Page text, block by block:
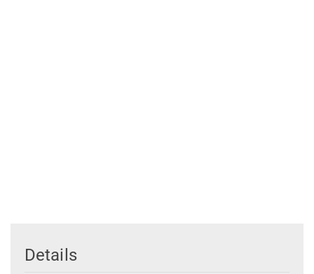
Details